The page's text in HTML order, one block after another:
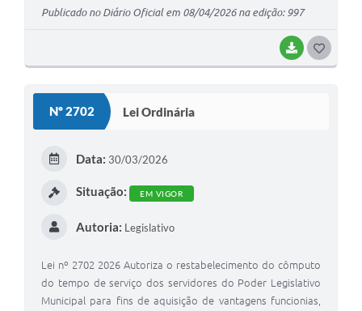
BAIXAR
Publicado no Diário Oficial em 08/04/2026 na edição: 997
Nº 2702 Lei Ordinária
Data: 30/03/2026
Situação: EM VIGOR
Autoria: Legislativo
Lei nº 2702 2026 Autoriza o restabelecimento do cômputo
do tempo de serviço dos servidores do Poder Legislativo
Municipal para fins de aquisição de vantagens funcionias,